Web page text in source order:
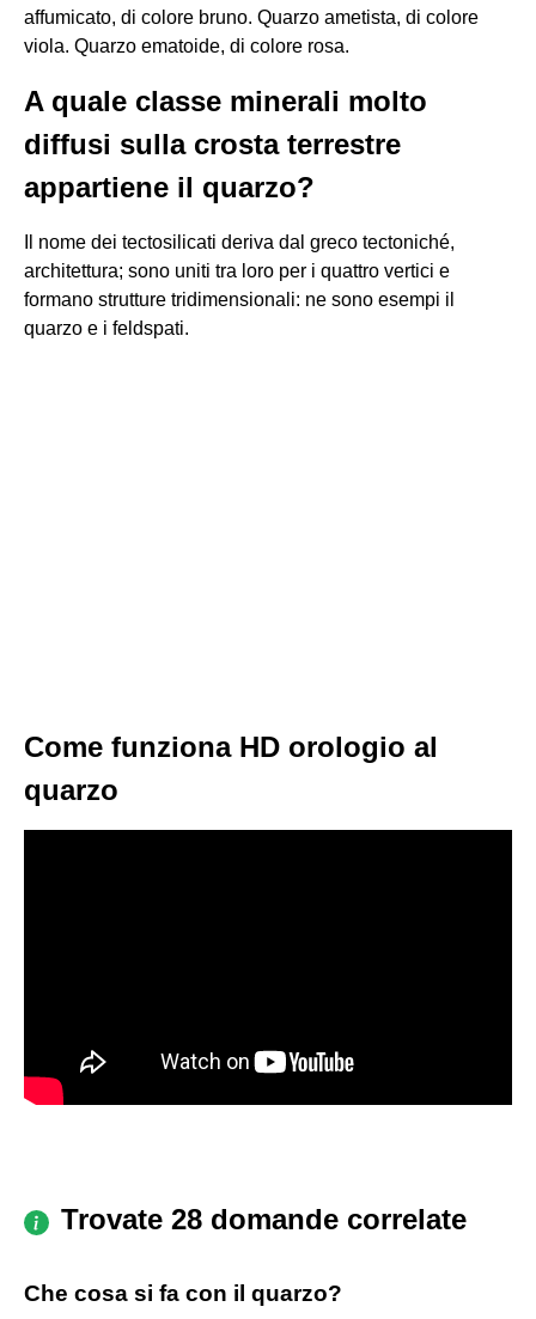
affumicato, di colore bruno. Quarzo ametista, di colore
viola. Quarzo ematoide, di colore rosa.
A quale classe minerali molto
diffusi sulla crosta terrestre
appartiene il quarzo?
Il nome dei tectosilicati deriva dal greco tectoniché,
architettura; sono uniti tra loro per i quattro vertici e
formano strutture tridimensionali: ne sono esempi il
quarzo e i feldspati.
Come funziona HD orologio al
quarzo
Trovate 28 domande correlate
Che cosa si fa con il quarzo?